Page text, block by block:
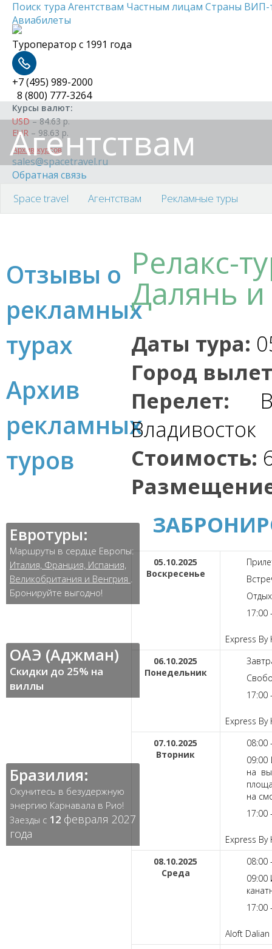
Поиск тура Агентствам Частным лицам Страны ВИП-
Авиабилеты
Туроператор с 1991 года
+7 (495) 989-2000
8 (800) 777-3264
Курсы валют:
USD–84.63р.
EUR – 98.63 р.
Архив курсов
sales@spacetravel.ru
Обратная связь
Агентствам
Space travel Агентствам Рекламные туры
Отзывы о
рекламных
турах
Архив
рекламных
туров
Евротуры:
Маршруты в сердце Европы:
Италия, Франция, Испания,
Великобритания и Венгрия .
Бронируйте выгодно!
ОАЭ (Аджман)
Скидки до 25% на
виллы
Бразилия:
Окунитесь в безудержную
энергию Карнавала в Рио!
Заезды с 12 февраля 2027
года
Далянь
Даты тура:
Город
Перелет:
Владивосток
Стоимость:
05.10.2025
Воскресенье
17:00
Express By
06.10.2025
Понедельник
17:00
Express By
07.10.2025
Вторник
08:00
09:00
на
на
17:00
Express By
08.10.2025
Среда
08:00
09:00
17:00
Aloft